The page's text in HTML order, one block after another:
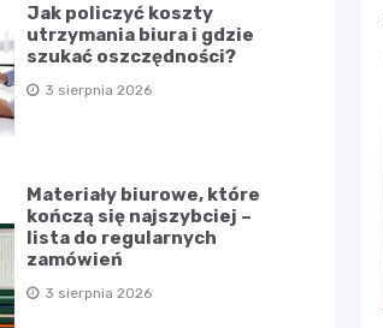
Jak policzyć koszty
utrzymania biura i gdzie
szukać oszczędności?
3 sierpnia 2026
Materiały biurowe, które
kończą się najszybciej –
lista do regularnych
zamówień
3 sierpnia 2026